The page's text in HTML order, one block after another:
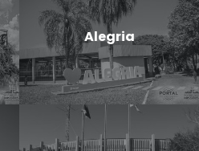
Alegria